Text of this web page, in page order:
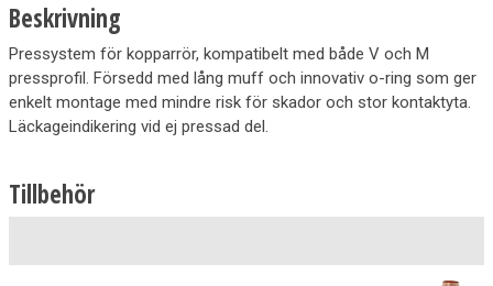
Beskrivning
Pressystem för kopparrör, kompatibelt med både V och M
pressprofil. Försedd med lång muff och innovativ o-ring som ger
enkelt montage med mindre risk för skador och stor kontaktyta.
Läckageindikering vid ej pressad del.
Tillbehör